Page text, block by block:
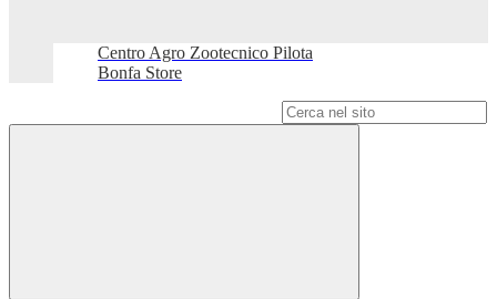
Centro Agro Zootecnico Pilota
Bonfa Store